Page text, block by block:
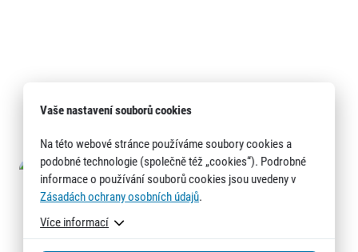
Vaše nastavení souborů cookies
Na této webové stránce používáme soubory cookies a
podobné technologie (společně též „cookies“). Podrobné
informace o používání souborů cookies jsou uvedeny v
Zásadách ochrany osobních údajů.
Více informací